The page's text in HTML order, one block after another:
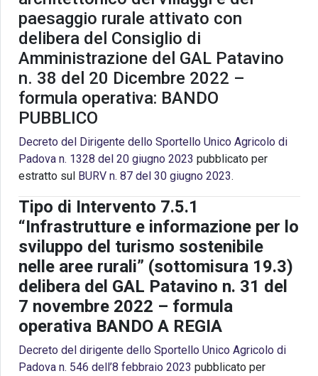
paesaggio rurale attivato con
delibera del Consiglio di
Amministrazione del GAL Patavino
n. 38 del 20 Dicembre 2022 –
formula operativa: BANDO
PUBBLICO
Decreto del Dirigente dello Sportello Unico Agricolo di
Padova n. 1328 del 20 giugno 2023 pubblicato per
estratto sul BURV n. 87 del 30 giugno 2023.
Tipo di Intervento 7.5.1
“Infrastrutture e informazione per lo
sviluppo del turismo sostenibile
nelle aree rurali” (sottomisura 19.3)
delibera del GAL Patavino n. 31 del
7 novembre 2022 – formula
operativa BANDO A REGIA
Decreto del dirigente dello Sportello Unico Agricolo di
Padova n. 546 dell’8 febbraio 2023 pubblicato per